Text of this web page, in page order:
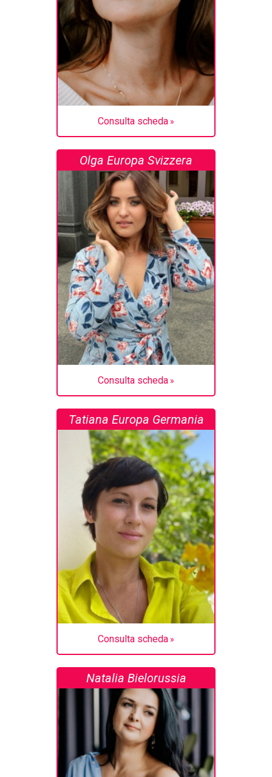
Consulta scheda
Olga Europa Svizzera
Consulta scheda
Tatiana Europa Germania
Consulta scheda
Natalia Bielorussia